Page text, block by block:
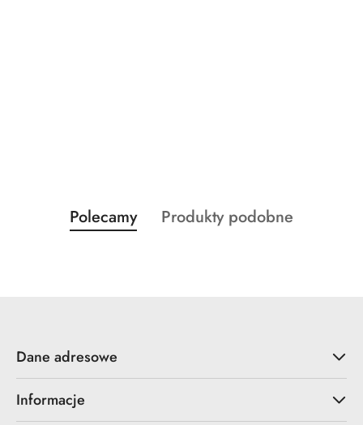
Pomiń karuzelę produktów
Produkty
o
Polecamy
Produkty
Produkty podobne
Dane adresowe
Informacje